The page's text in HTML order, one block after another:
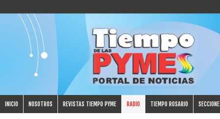
INICIO NOSOTROS REVISTAS TIEMPO PYME RADIO TIEMPO ROSARIO